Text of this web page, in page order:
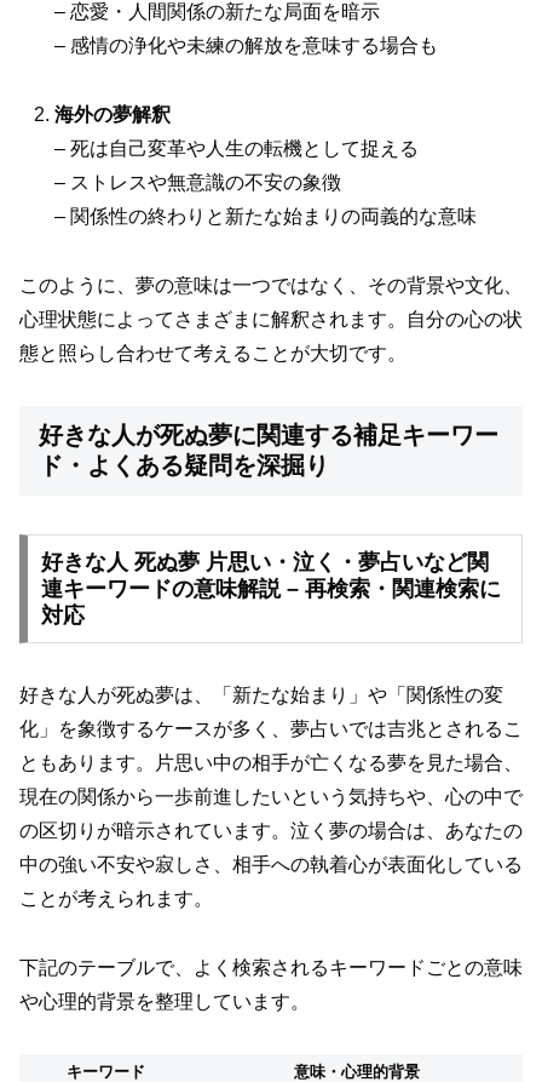
– 恋愛・人間関係の新たな局面を暗示
– 感情の浄化や未練の解放を意味する場合も
海外の夢解釈
– 死は自己変革や人生の転機として捉える
– ストレスや無意識の不安の象徴
– 関係性の終わりと新たな始まりの両義的な意味
このように、夢の意味は一つではなく、その背景や文化、
心理状態によってさまざまに解釈されます。自分の心の状
態と照らし合わせて考えることが大切です。
好きな人が死ぬ夢に関連する補足キーワー
ド・よくある疑問を深掘り
好きな人 死ぬ夢 片思い・泣く・夢占いなど関
連キーワードの意味解説 – 再検索・関連検索に
対応
好きな人が死ぬ夢は、「新たな始まり」や「関係性の変
化」を象徴するケースが多く、夢占いでは吉兆とされるこ
ともあります。片思い中の相手が亡くなる夢を見た場合、
現在の関係から一歩前進したいという気持ちや、心の中で
の区切りが暗示されています。泣く夢の場合は、あなたの
中の強い不安や寂しさ、相手への執着心が表面化している
ことが考えられます。
下記のテーブルで、よく検索されるキーワードごとの意味
や心理的背景を整理しています。
キーワード
意味・心理的背景